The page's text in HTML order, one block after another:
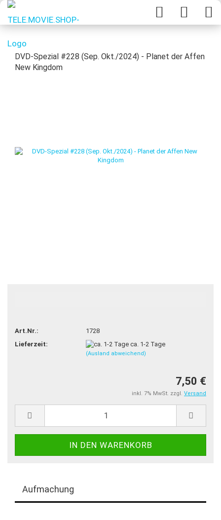
DVD-Spezial #228 (Sep. Okt./2024) - Planet der Affen
New Kingdom
Art.Nr.:
1728
Lieferzeit:
ca. 1-2 Tage
(Ausland abweichend)
7,50 €
inkl. 7% MwSt. zzgl. Versand
Aufmachung